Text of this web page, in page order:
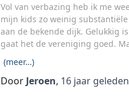
Vol van verbazing heb ik me
mijn kids zo weinig
aan de bekende dijk. Gelukkig
gaat het de vereniging goed.
(meer…)
Door Jeroen, 16 jaargeleden